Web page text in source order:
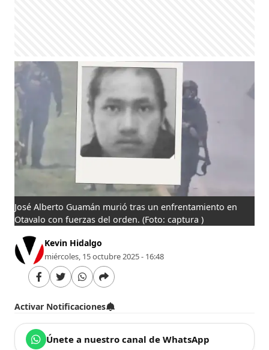
José Alberto Guamán murió tras un enfrentamiento en
Otavalo con fuerzas del orden.(Foto: captura )
Kevin Hidalgo
miércoles, 15 octubre 2025 - 16:48
Activar Notificaciones
Únete a nuestro canal de WhatsApp